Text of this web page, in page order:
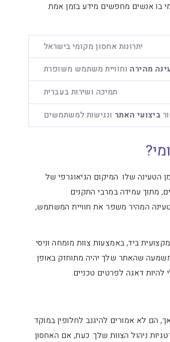
בו אנשים מחפשים מידע בזמן אמת
יתרונות אחסון מקומי בישראל
מהירה וחוויית משתמש משופרת
תמיכה ושירות בעברית
ביצועי האתר ונגישות למשתמשים
הטעינה שלו. המיקום הגיאוגרפי של
מתוך עמידה במרבי התקנים
המהיר משפר את חוויית המשתמש,
ביד, באמצעות צוות מומחה וניסי
משמעה שהאתר שלך יהיה מתוחזק באופן
להיות דאגה לפרטים טכניים.
הם לא אמורים להיגנב לחלופין במוקד
ניהול הצוות שלך. כעת, אם האחסון